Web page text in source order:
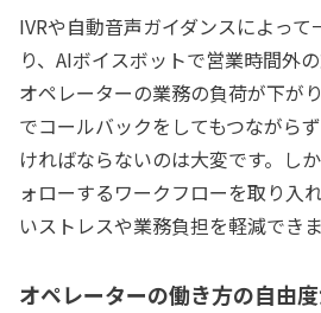
IVRや自動音声ガイダンスによっ
り、AIボイスボットで営業時間外
オペレーターの業務の負荷が下が
でコールバックをしてもつながら
ければならないのは大変です。し
ォローするワークフローを取り入
いストレスや業務負担を軽減できま
オペレーターの働き方の自由